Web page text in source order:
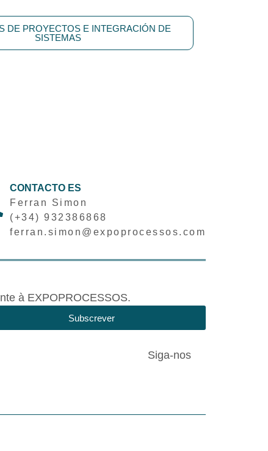
DE PROYECTOS E INTEGRACIÓN DE
SISTEMAS
CONTACTO ES
Ferran Simon
(+34) 932386868
ferran.simon@expoprocessos.com
à EXPOPROCESSOS.
Subscrever
Siga-nos